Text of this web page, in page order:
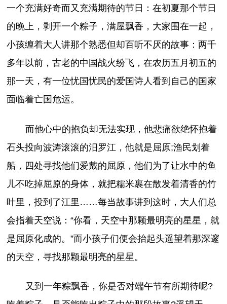
一个充满好奇而又充满期待的节日：在初夏那个节日
的晚上，剥开一个粽子，满屋飘香，大家围在一起，
小孩缠着大人讲那个熟悉但却百听不厌的故事：两千
多年以前，古老的中国战火纷飞，在农历五月初五的
那一天，有一位忧国忧民的爱国诗人看到自己的国家
面临着亡国危运。
而他心中的抱负却无法实现，他悲痛欲绝怀抱着
石头投向波涛滚滚的汨罗江，他就是屈原;渔民划着
船，四处寻找他们爱戴的屈原，他们为了让水中的鱼
儿不吃掉屈原的身体，就把糯米裹在散发着清香的竹
叶里，投到了江里……每当故事讲到这时，大人们总
会指着天空说：“你看，天空中那颗最明亮的星星，就
是屈原化成的。”而小孩子们便会抬起头遥望着那深邃
的天空，寻找那颗最明亮的星星。
又到一年粽飘香，你是否对端午节有所期待呢?